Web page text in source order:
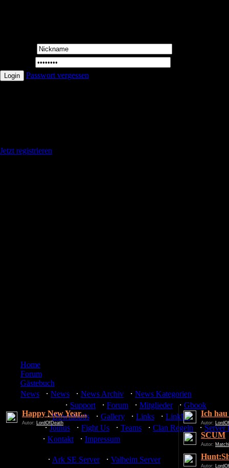
Passwort vergessen
Jetzt registrieren
Home
Forum
Gästebuch
News
· News · News Archiv · News Kategorien
· Support · Forum · Mitglieder · Gbook
Media
· Downloads · Gallery · Links · LinkUs
Team
· Joinus · Fight Us · Teams · Clan Regeln · Server
· Kontakt · Impressum
· Ark SE Server · Valheim Server
Happy New Year...
Autor: LordOfDeath
Ich hau
Autor:
SCUM
Autor:
Autor: